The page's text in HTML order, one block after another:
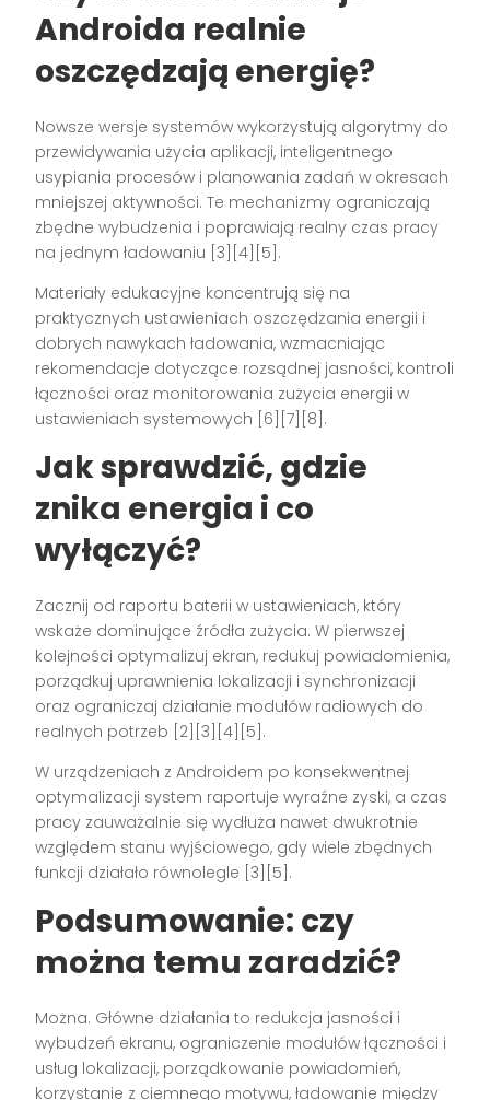
Androida realnie
oszczędzają energię?
Nowsze wersje systemów wykorzystują algorytmy do
przewidywania użycia aplikacji, inteligentnego
usypiania procesów i planowania zadań w okresach
mniejszej aktywności. Te mechanizmy ograniczają
zbędne wybudzenia i poprawiają realny czas pracy
na jednym ładowaniu [3][4][5].
Materiały edukacyjne koncentrują się na
praktycznych ustawieniach oszczędzania energii i
dobrych nawykach ładowania, wzmacniając
rekomendacje dotyczące rozsądnej jasności, kontroli
łączności oraz monitorowania zużycia energii w
ustawieniach systemowych [6][7][8].
Jak sprawdzić, gdzie
znika energia i co
wyłączyć?
Zacznij od raportu baterii w ustawieniach, który
wskaże dominujące źródła zużycia. W pierwszej
kolejności optymalizuj ekran, redukuj powiadomienia,
porządkuj uprawnienia lokalizacji i synchronizacji
oraz ograniczaj działanie modułów radiowych do
realnych potrzeb [2][3][4][5].
W urządzeniach z Androidem po konsekwentnej
optymalizacji system raportuje wyraźne zyski, a czas
pracy zauważalnie się wydłuża nawet dwukrotnie
względem stanu wyjściowego, gdy wiele zbędnych
funkcji działało równolegle [3][5].
Podsumowanie: czy
można temu zaradzić?
Można. Główne działania to redukcja jasności i
wybudzeń ekranu, ograniczenie modułów łączności i
usług lokalizacji, porządkowanie powiadomień,
korzystanie z ciemnego motywu, ładowanie między